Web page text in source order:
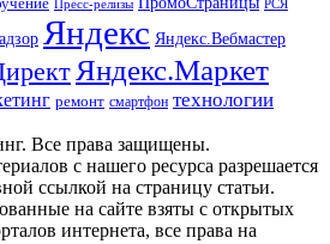
Пресс-релизы РСЯ
Яндекс Яндекс.Вебмастер
Яндекс.Маркет
ремонт смартфон технологии
Все права защищены.
с нашего ресурса разрешается
ссылкой на страницу статьи.
на сайте взяты с открытых
интернета, все права на